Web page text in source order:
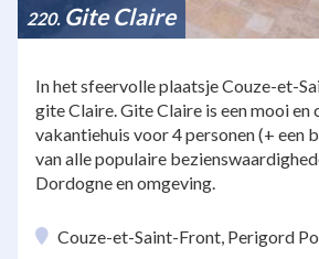
220 Gite Claire
In het sfeervolle plaatsje Couze-et-
gite Claire. Gite Claire is een mooi en
vakantiehuis voor 4 personen (+ een
van alle populaire
Dordogne en omgeving.
Couze-et-Saint-Front, Perigord